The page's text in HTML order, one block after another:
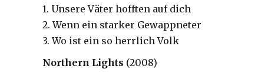
1. Unsere Väter hofften auf dich
2. Wenn ein starker Gewappneter
3. Wo ist ein so herrlich Volk
Northern Lights (2008)